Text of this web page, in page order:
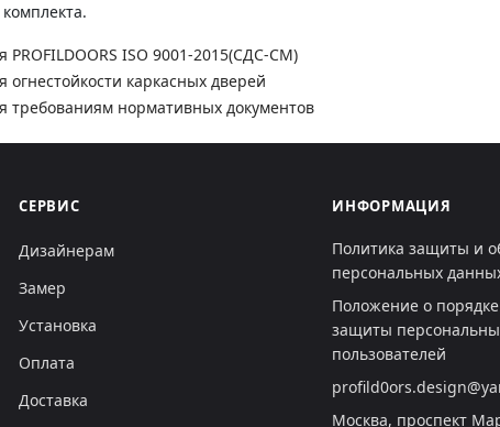
PROFILDOORS ISO 9001-2015(СДС-СМ)
огнестойкости каркасных дверей
требованиям нормативных документов
СЕРВИС
Дизайнерам
Замер
Установка
Оплата
Доставка
ИНФОРМАЦИЯ
Политика защиты и
персональных
Положение о
защиты
пользователей
Москва, проспект